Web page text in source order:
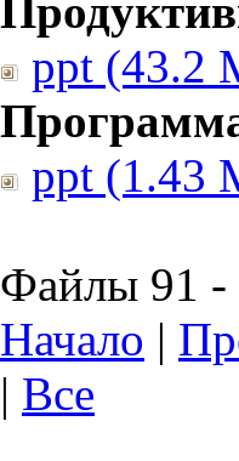
ppt (43.2
ppt (1.43
Файлы 91 -
Начало |
| Все